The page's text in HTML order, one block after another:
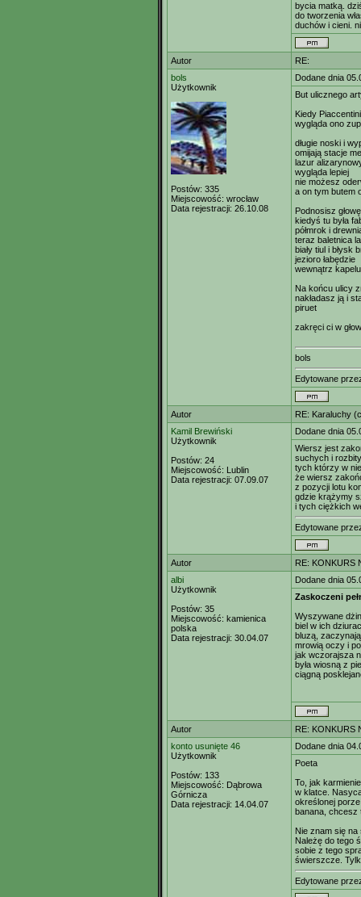
bycia matką.
do tworzenia
duchów i cieni.
Autor
RE:
bols
Użytkownik
Postów: 335
Miejscowość: wrocław
Data rejestracji: 26.10.08
Dodane dnia
But ulicznego
Kiedy
wygląda ono
długie noski i
omijają stacje
lazur
wygląda lepiej
nie możesz
a on tym butem
Podnosisz głowę
kiedyś tu była
półmrok i
teraz baletnica
biały tiul i błysk
jezioro łabędzie
wewnątrz
Na końcu ulicy
nakładasz ją i
piruet
zakręci ci w
bols
Edytowane
Autor
RE: Karaluchy
Kamil Brewiński
Użytkownik
Postów: 24
Miejscowość: Lublin
Data rejestracji: 07.09.07
Dodane dnia
Wiersz jest
suchych i
tych którzy w
że wiersz
z pozycji lotu
gdzie krążymy
i tych ciężkich
Edytowane
Autor
RE: KONKURS
albi
Użytkownik
Postów: 35
Miejscowość: kamienica
polska
Data rejestracji: 30.04.07
Dodane dnia
Zaskoczeni
Wyszywane
biel w ich
bluzą,
mrowią oczy i
jak wczorajsza
była wiosną z
ciągną
Autor
RE: KONKURS
konto usunięte 46
Użytkownik
Postów: 133
Miejscowość: Dąbrowa
Górnicza
Data rejestracji: 14.04.07
Dodane dnia
Poeta
To, jak
w klatce.
określonej
banana, chcesz
Nie znam się
Należę do tego
sobie z tego
świerszcze.
Edytowane